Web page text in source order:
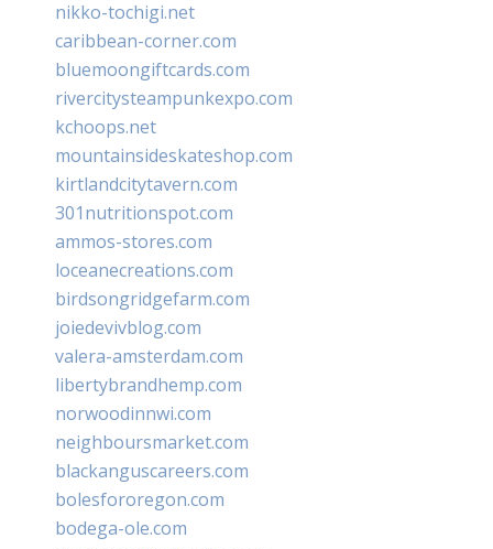
nikko-tochigi.net
caribbean-corner.com
bluemoongiftcards.com
rivercitysteampunkexpo.com
kchoops.net
mountainsideskateshop.com
kirtlandcitytavern.com
301nutritionspot.com
ammos-stores.com
loceanecreations.com
birdsongridgefarm.com
joiedevivblog.com
valera-amsterdam.com
libertybrandhemp.com
norwoodinnwi.com
neighboursmarket.com
blackanguscareers.com
bolesfororegon.com
bodega-ole.com